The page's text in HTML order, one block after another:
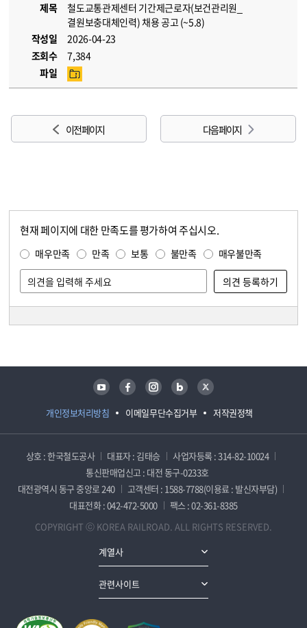
제목
철도교통관제센터 기간제근로자(보건관리원_
결원보충대체인력) 채용 공고 (~5.8)
작성일
2026-04-23
조회수
7,384
파일
이전 페이지 다음 페이지
현재 페이지에 대한 만족도를 평가하여 주십시오.
매우만족 만족 보통 불만족 매우불만족
개인정보처리방침 이메일무단수집거부 저작권정책
유튜브 페이스북 인스타그램 블로그 트위터
상호 : 한국철도공사 대표자 : 김태승
사업자등록 : 314-82-10024
통신판매업신고 : 대전 동구-0233호
대전광역시 동구 중앙로 240
고객센터 : 1588-7788(이용료 : 발신자부담)
대표전화 : 042-472-5000
팩스 : 02-361-8385
COPYRIGHT ⓒ KOREA RAILROAD. ALL RIGHTS RESERVED.
계열사
관련사이트